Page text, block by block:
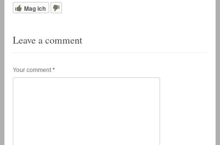
Mag ich
Leave a comment
Your comment*